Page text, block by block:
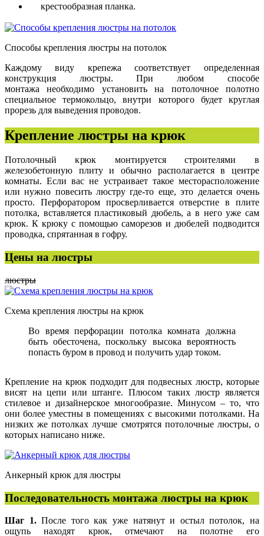
крестообразная планка.
Способы крепления люстры на потолок
Каждому виду крепежа соответствует определенная
конструкция люстры. При любом способе
монтажа необходимо установить на потолочное полотно
специальное термокольцо, внутри которого будет круглая
прорезь для выведения проводов.
Крепление люстры на крюк
Потолочный крюк монтируется строителями в
железобетонную плиту и обычно располагается в центре
комнаты. Если вас не устраивает такое месторасположение
или нужно повесить люстру где-то еще, это делается очень
просто. Перфоратором просверливается отверстие в плите
потолка, вставляется пластиковый дюбель, а в него уже сам
крюк. К крюку с помощью саморезов и дюбелей подводится
проводка, спрятанная в гофру.
Цены на люстры
люстры
Схема крепления люстры на крюк
Во время перфорации потолка комната должна
быть обесточена, поскольку высока вероятность
попасть буром в провод и получить удар током.
Крепление на крюк подходит для подвесных люстр, которые
висят на цепи или штанге. Плюсом таких люстр является
стилевое и дизайнерское многообразие. Минусом – то, что
они более уместны в помещениях с высокими потолками. На
низких же потолках лучше смотрятся потолочные люстры, о
которых написано ниже.
Анкерный крюк для люстры
Последовательность монтажа люстры на крюк
Шаг 1.После того как уже натянут и остыл потолок, на
ощупь находят крюк, отмечают на полотне его